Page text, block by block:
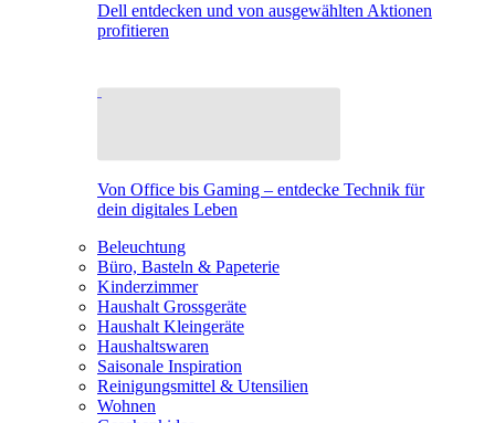
Dell entdecken und von ausgewählten Aktionen
profitieren
Von Office bis Gaming – entdecke Technik für
dein digitales Leben
Beleuchtung
Büro, Basteln & Papeterie
Kinderzimmer
Haushalt Grossgeräte
Haushalt Kleingeräte
Haushaltswaren
Saisonale Inspiration
Reinigungsmittel & Utensilien
Wohnen